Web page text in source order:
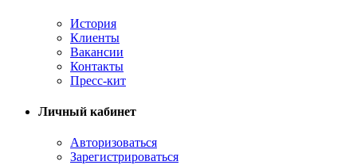
История
Клиенты
Вакансии
Контакты
Пресс-кит
Личный кабинет
Авторизоваться
Зарегистрироваться